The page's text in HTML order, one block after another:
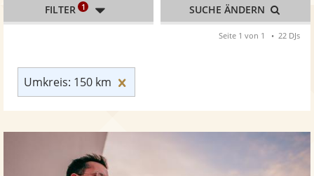
Umkreis: 150 km
FILTER 1 SUCHE ÄNDERN
Seite 1 von 1 22 DJs